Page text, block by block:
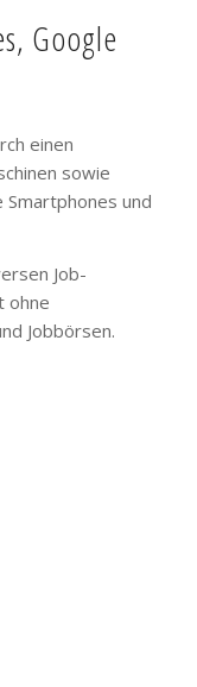
Google
einen
sowie
und
Job-
ohne
Jobbörsen.